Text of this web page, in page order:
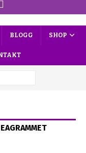
BLOGG SHOP